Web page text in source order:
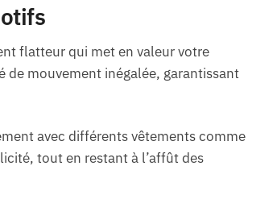
flatteur qui met en valeur votre
mouvement inégalée, garantissant
avec différents vêtements comme
tout en restant à l’affût des